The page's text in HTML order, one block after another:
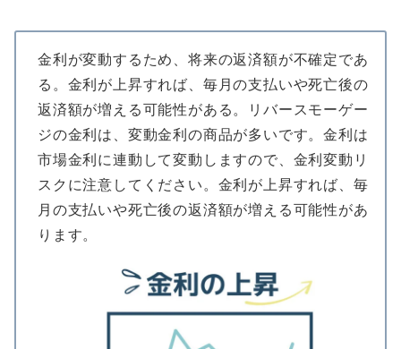
金利が変動するため、将来の返済額が不確定であ
る。金利が上昇すれば、毎月の支払いや死亡後の
返済額が増える可能性がある。リバースモーゲー
ジの金利は、変動金利の商品が多いです。金利は
市場金利に連動して変動しますので、金利変動リ
スクに注意してください。金利が上昇すれば、毎
月の支払いや死亡後の返済額が増える可能性があ
ります。